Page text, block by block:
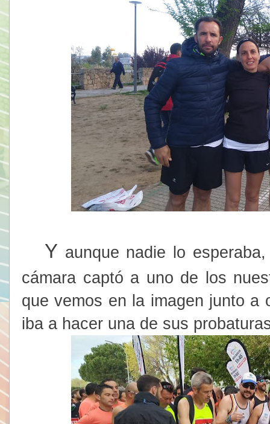
Y aunque nadie lo
cámara captó a uno de los
que vemos en la imagen junto a
iba a hacer una de sus